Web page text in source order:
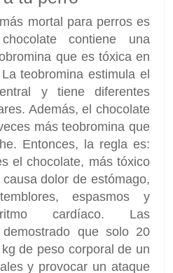
mortal para perros es
contiene una
que es tóxica en
teobromina estimula el
y tiene diferentes
Además, el chocolate
más teobromina que
Entonces, la regla es:
el chocolate, más tóxico
dolor de estómago,
espasmos y
cardíaco. Las
demostrado que solo 20
de peso corporal de un
y provocar un ataque